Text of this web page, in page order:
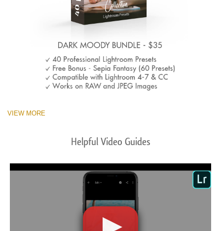
VIEW MORE
Helpful Video Guides